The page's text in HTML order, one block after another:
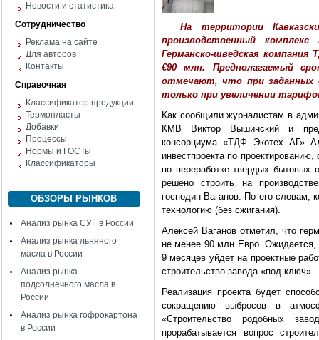
Новости и статистика
Сотрудничество
Реклама на сайте
Для авторов
Контакты
Справочная
Классификатор продукции
Термопласты
Добавки
Процессы
Нормы и ГОСТы
Классификаторы
ОБЗОРЫ РЫНКОВ
Анализ рынка СУГ в России
Анализ рынка льняного
масла в России
Анализ рынка
подсолнечного масла в
России
Анализ рынка гофрокартона
в России
На территории
производственный
Германско-шведская
€90 млн. Предполагаемый
отмечают, что при заданных
только при увеличении
Как сообщили журналистам в
КМВ Виктор Вышинский и
консорциума «ТДФ Экотех АГ»
инвестпроекта по
по переработке твердых бытовых
решено строить на
господин Ваганов. По его словам,
технологию (без сжигания).
Алексей Ваганов отметил, что
не менее 90 млн Евро. Ожидается,
9 месяцев уйдет на проектные
строительство завода «под ключ».
Реализация проекта будет
сокращению выбросов в
«Строительство родобных
прорабатывается вопрос